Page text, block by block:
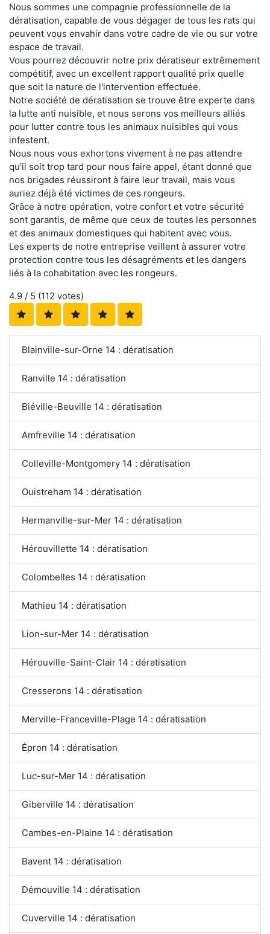
Nous sommes une compagnie professionnelle de la
dératisation, capable de vous dégager de tous les rats qui
peuvent vous envahir dans votre cadre de vie ou sur votre
espace de travail.
Vous pourrez découvrir notre prix dératiseur extrêmement
compétitif, avec un excellent rapport qualité prix quelle
que soit la nature de l'intervention effectuée.
Notre société de dératisation se trouve être experte dans
la lutte anti nuisible, et nous serons vos meilleurs alliés
pour lutter contre tous les animaux nuisibles qui vous
infestent.
Nous nous vous exhortons vivement à ne pas attendre
qu'il soit trop tard pour nous faire appel, étant donné que
nos brigades réussiront à faire leur travail, mais vous
auriez déjà été victimes de ces rongeurs.
Grâce à notre opération, votre confort et votre sécurité
sont garantis, de même que ceux de toutes les personnes
et des animaux domestiques qui habitent avec vous.
Les experts de notre entreprise veillent à assurer votre
protection contre tous les désagréments et les dangers
liés à la cohabitation avec les rongeurs.
4.9 / 5 (112 votes)
Blainville-sur-Orne 14 : dératisation
Ranville 14 : dératisation
Biéville-Beuville 14 : dératisation
Amfreville 14 : dératisation
Colleville-Montgomery 14 : dératisation
Ouistreham 14 : dératisation
Hermanville-sur-Mer 14 : dératisation
Hérouvillette 14 : dératisation
Colombelles 14 : dératisation
Mathieu 14 : dératisation
Lion-sur-Mer 14 : dératisation
Hérouville-Saint-Clair 14 : dératisation
Cresserons 14 : dératisation
Merville-Franceville-Plage 14 : dératisation
Épron 14 : dératisation
Luc-sur-Mer 14 : dératisation
Giberville 14 : dératisation
Cambes-en-Plaine 14 : dératisation
Bavent 14 : dératisation
Démouville 14 : dératisation
Cuverville 14 : dératisation